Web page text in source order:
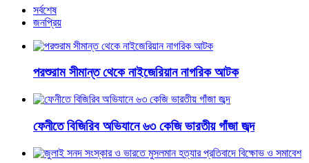
সর্বশেষ
জনপ্রিয়
পরশুরাম সীমান্ত থেকে নাইজেরিয়ান নাগরিক আটক
ফেনীতে বিজিরিব অভিযানে ৬৩ কেজি ভারতীয় গাঁজা জব্দ